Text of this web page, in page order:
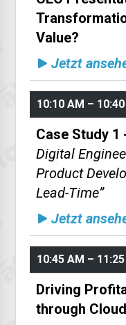
Value?
Jetzt
10:10 AM –
Case Study 1
Digital
Product
Lead-Time”
Jetzt
10:45 AM –
Driving
through